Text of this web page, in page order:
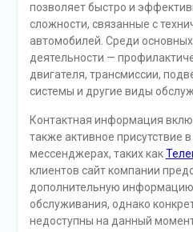
позволяет быстро и
сложности, связанные с
автомобилей. Среди
деятельности —
двигателя, трансмиссии,
системы и другие виды
Контактная информация
также активное присутствие
мессенджерах, таких как
клиентов сайт компании
дополнительную информацию
обслуживания, однако
недоступны на данный